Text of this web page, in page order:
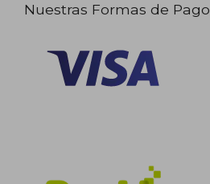
Nuestras Formas de Pago